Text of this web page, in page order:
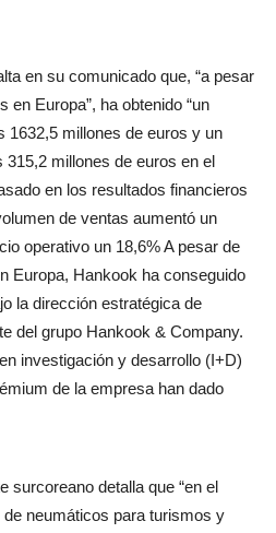
en su comunicado que, “a pesar
Europa”, ha obtenido “un
1632,5 millones de euros y un
315,2 millones de euros en el
en los resultados financieros
de ventas aumentó un
operativo un 18,6% A pesar de
Europa, Hankook ha conseguido
la dirección estratégica de
del grupo Hankook & Company.
investigación y desarrollo (I+D)
de la empresa han dado
surcoreano detalla que “en el
neumáticos para turismos y